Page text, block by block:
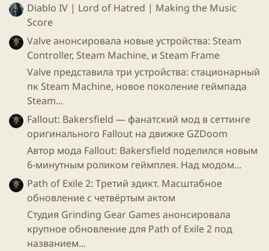
Diablo IV | Lord of Hatred | Making the Music
Score
Valve анонсировала новые устройства: Steam
Controller, Steam Machine, и Steam Frame
Valve представила три устройства: стационарный
пк Steam Machine, новое поколение геймпада
Steam...
Fallout: Bakersfield — фанатский мод в сеттинге
оригинального Fallout на движке GZDoom
Автор мода Fallout: Bakersfield поделился новым
6-минутным роликом геймплея. Над модом...
Path of Exile 2: Третий эдикт. Масштабное
обновление с четвёртым актом
Студия Grinding Gear Games анонсировала
крупное обновление для Path of Exile 2 под
названием...